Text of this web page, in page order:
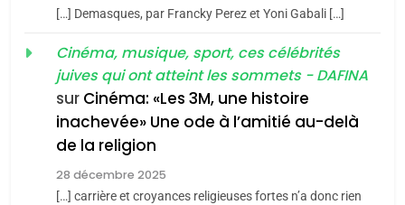
«Tu dis génocide, je dis
guerre»: La nouvelle
chanson de Boy George
ISRAÉL JUDAISME
[…] Demasques, par Francky Perez et Yoni Gabali […]
Cinéma, musique, sport, ces célébrités
juives qui ont atteint les sommets - DAFINA
sur Cinéma: «Les 3M, une histoire
inachevée» Une ode à l’amitié au-delà
de la religion
28 décembre 2025
[…] carrière et croyances religieuses fortes n’a donc rien
meurtrière selon le rapport
l’antisémitisme
FIÈRE, DIGNE ET RÉSILIENTE :
POURQUOI JE REVENDIQUE
MA JUDAÏTE par Thérèse
Zrihen-Dvir
ISRAÉL